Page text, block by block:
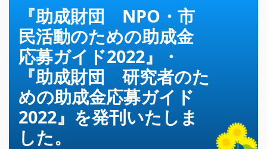
『助成財団 NPO・市
民活動のための助成金
応募ガイド2022』・
『助成財団 研究者のた
めの助成金応募ガイド
2022』を発刊いたしま
した。